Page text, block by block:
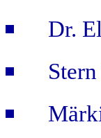
Dr.